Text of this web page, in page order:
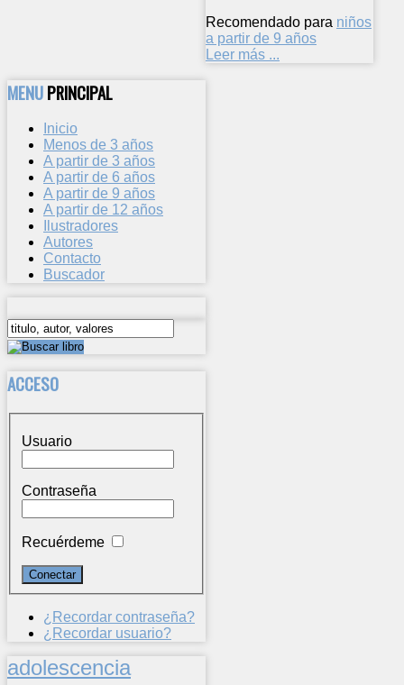
Recomendado para niños
a partir de 9 años
Leer más ...
MENUPRINCIPAL
Inicio
Menos de 3 años
A partir de 3 años
A partir de 6 años
A partir de 9 años
A partir de 12 años
Ilustradores
Autores
Contacto
Buscador
ACCESO
Usuario
Contraseña
Recuérdeme
¿Recordar contraseña?
¿Recordar usuario?
adolescencia